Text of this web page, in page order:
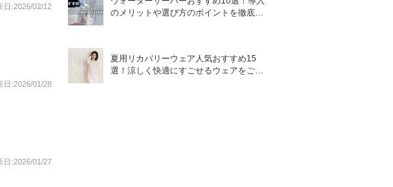
日:2026/02/12
日:2026/01/28
日:2026/01/27
のメリットや選び方のポイントを徹底解
夏用リカバリーウェア人気おすすめ15
選！涼しく快適にすごせるウェアをご紹